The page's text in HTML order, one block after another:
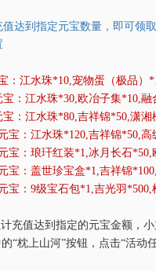
达到指定元宝数量，即可领
：江水珠*10,宠物蛋（极品）
宝：江水珠*30,欧冶子集*10,融
宝：江水珠*80,吉祥锦*50,潇湘
宝：江水珠*120,吉祥锦*50,
宝：琅玕红装*1,冰月长石*50,
宝：盖世珍宝盒*1,吉祥锦
宝：9级宝石包*1,吉光羽*500,
充值达到指定的元宝金额，
“枕上山河”按钮，点击“活动